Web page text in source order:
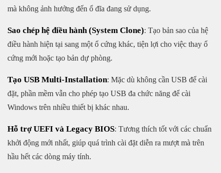
mà không ảnh hưởng đến ổ đĩa đang sử dụng.
Sao chép hệ điều hành (System Clone): Tạo bản sao của hệ
điều hành hiện tại sang một ổ cứng khác, tiện lợi cho việc thay ổ
cứng mới hoặc tạo bản dự phòng.
Tạo USB Multi-Installation: Mặc dù không cần USB để cài
đặt, phần mềm vẫn cho phép tạo USB đa chức năng để cài
Windows trên nhiều thiết bị khác nhau.
Hỗ trợ UEFI và Legacy BIOS: Tương thích tốt với các chuẩn
khởi động mới nhất, giúp quá trình cài đặt diễn ra mượt mà trên
hầu hết các dòng máy tính.